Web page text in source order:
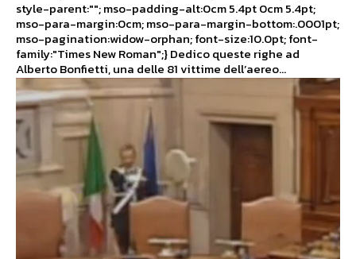
style-parent:""; mso-padding-alt:0cm 5.4pt 0cm 5.4pt;
mso-para-margin:0cm; mso-para-margin-bottom:.0001pt;
mso-pagination:widow-orphan; font-size:10.0pt; font-
family:"Times New Roman";} Dedico queste righe ad
Alberto Bonfietti, una delle 81 vittime dell’aereo...